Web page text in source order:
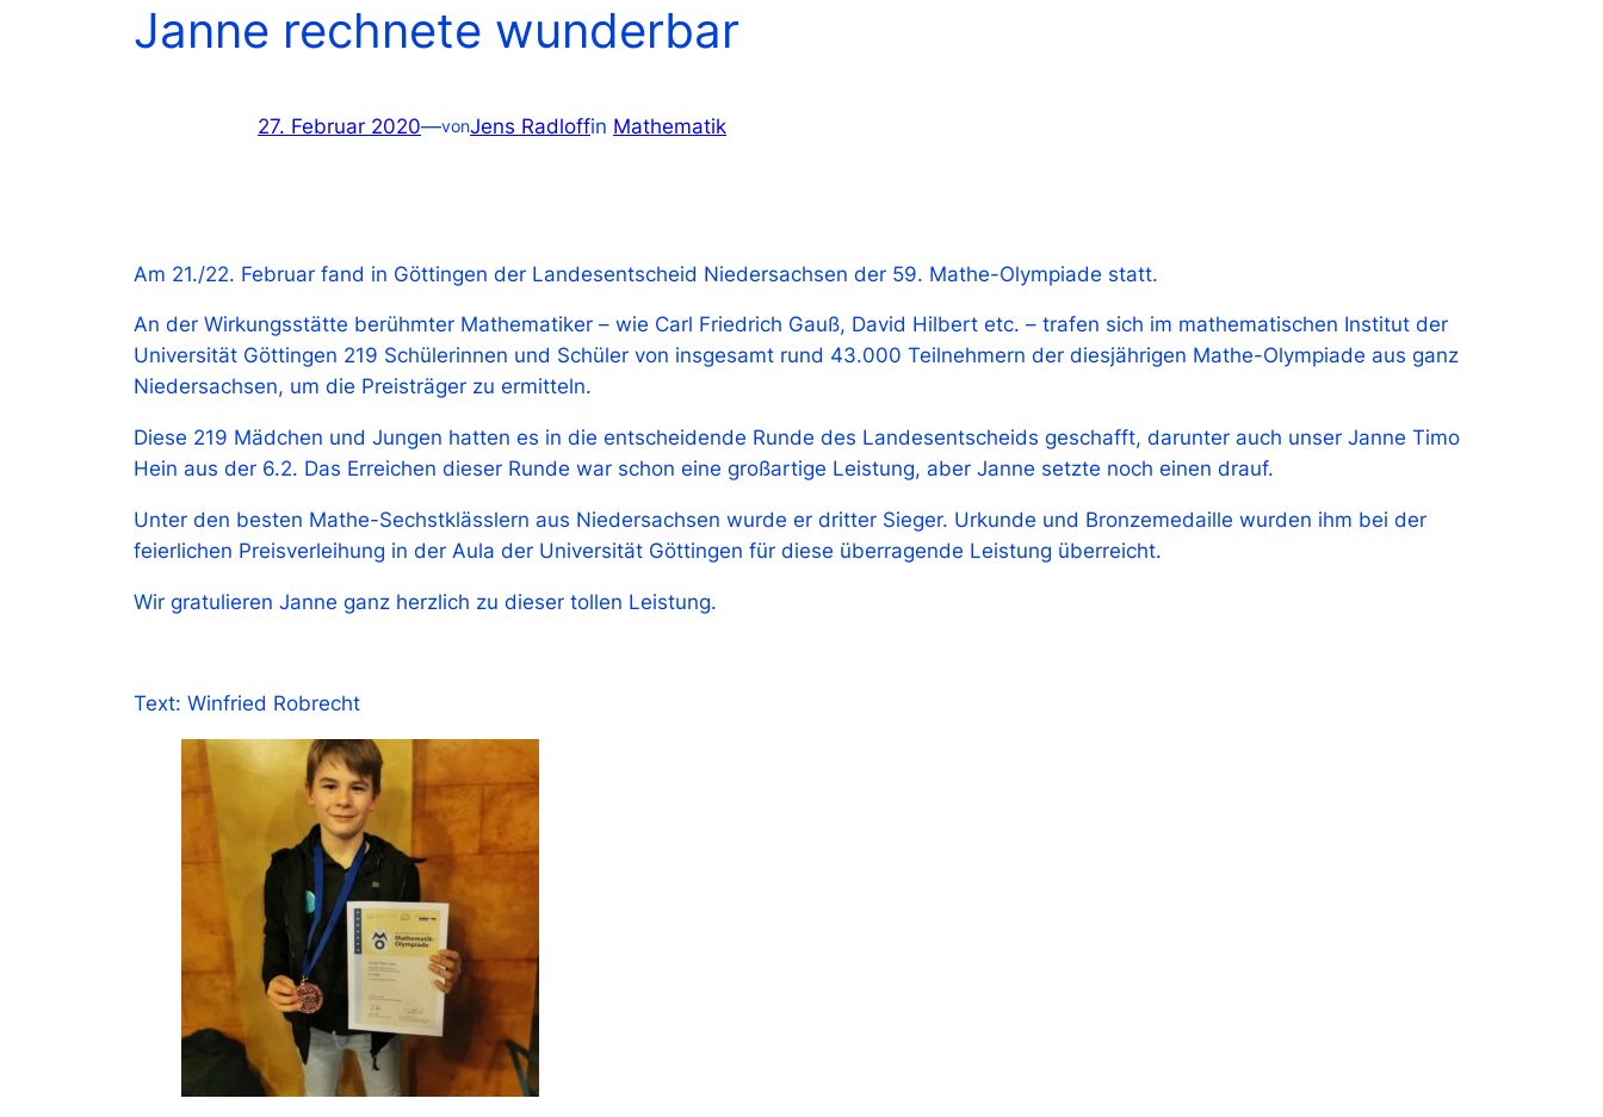
Janne rechnete wunderbar
27. Februar 2020—vonJens Radloffin Mathematik
Am 21./22. Februar fand in Göttingen der Landesentscheid Niedersachsen der 59. Mathe-Olympiade statt.
An der Wirkungsstätte berühmter Mathematiker – wie Carl Friedrich Gauß, David Hilbert etc. – trafen sich im mathematischen Institut der
Universität Göttingen 219 Schülerinnen und Schüler von insgesamt rund 43.000 Teilnehmern der diesjährigen Mathe-Olympiade aus ganz
Niedersachsen, um die Preisträger zu ermitteln.
Diese 219 Mädchen und Jungen hatten es in die entscheidende Runde des Landesentscheids geschafft, darunter auch unser Janne Timo
Hein aus der 6.2. Das Erreichen dieser Runde war schon eine großartige Leistung, aber Janne setzte noch einen drauf.
Unter den besten Mathe-Sechstklässlern aus Niedersachsen wurde er dritter Sieger. Urkunde und Bronzemedaille wurden ihm bei der
feierlichen Preisverleihung in der Aula der Universität Göttingen für diese überragende Leistung überreicht.
Wir gratulieren Janne ganz herzlich zu dieser tollen Leistung.
Text: Winfried Robrecht